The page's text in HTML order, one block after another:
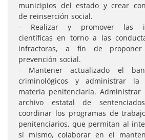
municipios del estado y crear
de reinserción social.
- Realizar y promover las
científicas en torno a las
infractoras, a fin de
prevención social.
- Mantener actualizado el
criminológicos y administrar la
materia penitenciaria. Administrar
archivo estatal de
coordinar los programas de
penitenciarios, que permitan al
sí mismo, colaborar en el